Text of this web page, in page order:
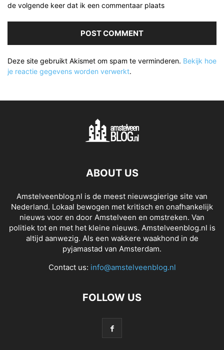
de volgende keer dat ik een commentaar plaats
Deze site gebruikt Akismet om spam te verminderen. Bekijk hoe
je reactie gegevens worden verwerkt.
ABOUT US
Amstelveenblog.nl is de meest nieuwsgierige site van
Nederland. Lokaal bewogen met kritisch en onafhankelijk
nieuws voor en door Amstelveen en omstreken. Van
politiek tot en met het kleine nieuws. Amstelveenblog.nl is
altijd aanwezig. Als een wakkere waakhond in de
pyjamastad van Amsterdam.
Contact us: info@amstelveenblog.nl
FOLLOW US